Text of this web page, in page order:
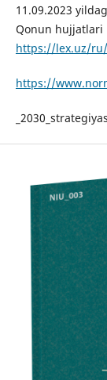
11.09.2023
Qonun hujjatlari
https://lex.uz/
https://